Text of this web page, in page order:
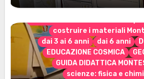
costruire i materiali
dai 3 ai 6 anni
dai 6 anni
EDUCAZIONE COSMICA
GUIDA DIDATTICA
scienze: fisica e